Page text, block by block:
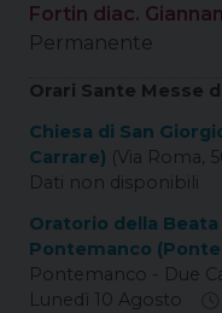
Fortin diac.
Permanente
Orari Sante Messe
Chiesa di San
Carrare) (Via Roma,
Dati non disponibili
Oratorio della
Pontemanco
Pontemanco - Due
Lunedì 10 Agosto